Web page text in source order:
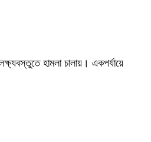
হামলা চালায়। একপর্যায়ে